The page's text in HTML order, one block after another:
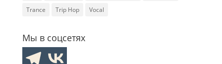
Trance
Trip Hop Vocal
Мы в соцсетях